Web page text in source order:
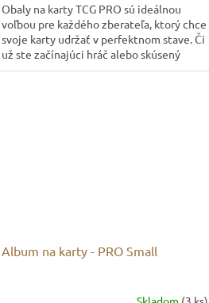
Obaly na karty TCG PRO sú ideálnou
voľbou pre každého zberateľa, ktorý chce
svoje karty udržať v perfektnom stave. Či
už ste začínajúci hráč alebo skúsený
zberateľ, tieto obaly...
Album na karty - PRO Small